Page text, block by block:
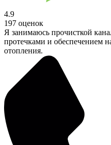
4.9
197 оценок
Я занимаюсь прочисткой
протечками и обеспечением
отопления.